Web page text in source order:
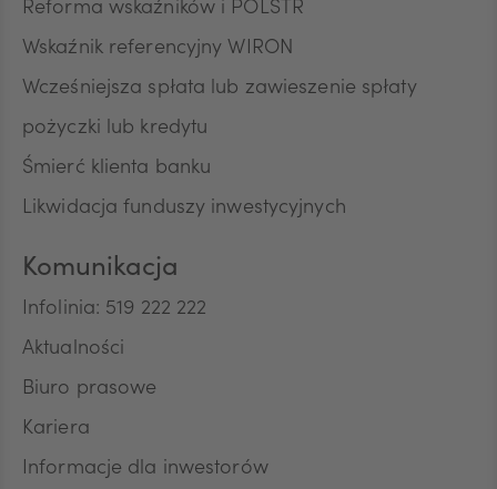
Reforma wskaźników i POLSTR
Wskaźnik referencyjny WIRON
Wcześniejsza spłata lub zawieszenie spłaty
pożyczki lub kredytu
Śmierć klienta banku
Likwidacja funduszy inwestycyjnych
Komunikacja
Infolinia: 519 222 222
Aktualności
Biuro prasowe
Kariera
Informacje dla inwestorów